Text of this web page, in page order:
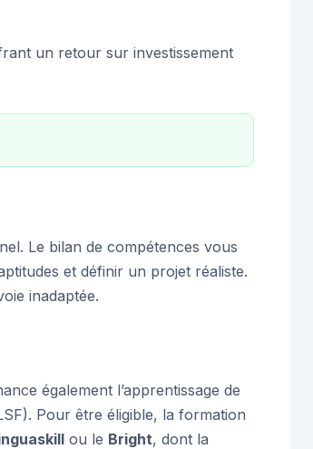
un retour sur investissement
Le bilan de compétences vous
et définir un projet réaliste.
inadaptée.
également l’apprentissage de
Pour être éligible, la formation
ou le Bright, dont la